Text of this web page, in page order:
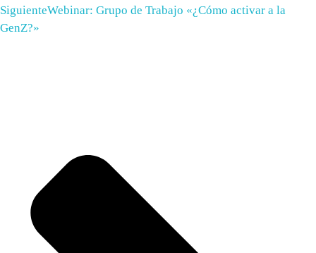
SiguienteWebinar: Grupo de Trabajo «¿Cómo activar a la
GenZ?»